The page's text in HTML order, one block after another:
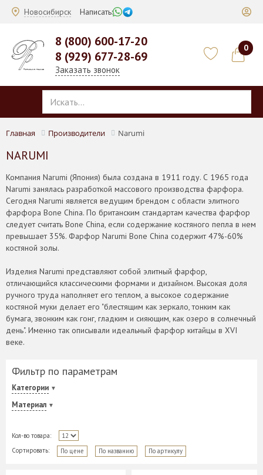
Новосибирск Написать:
8 (800) 600-17-20
8 (929) 677-28-69
Заказать звонок
0
Главная Производители Narumi
NARUMI
Компания Narumi (Япония) была создана в 1911 году. С 1965 года
Narumi занялась разработкой массового производства фарфора.
Сегодня Narumi является ведущим брендом с области элитного
фарфора Bone China. По британским стандартам качества фарфор
следует считать Bone China, если содержание костяного пепла в нем
превышает 35%. Фарфор Narumi Bone China содержит 47%-60%
костяной золы.
Изделия Narumi представляют собой элитный фарфор,
отличающийся классическими формами и дизайном. Высокая доля
ручного труда наполняет его теплом, а высокое содержание
костяной муки делает его "блестящим как зеркало, тонким как
бумага, звонким как гонг, гладким и сияющим, как озеро в солнечный
день". Именно так описывали идеальный фарфор китайцы в XVI
веке.
Фильтр по параметрам
Категории
Материал
Кол-во товара:
Сортировать:
По цене По названию По артикулу